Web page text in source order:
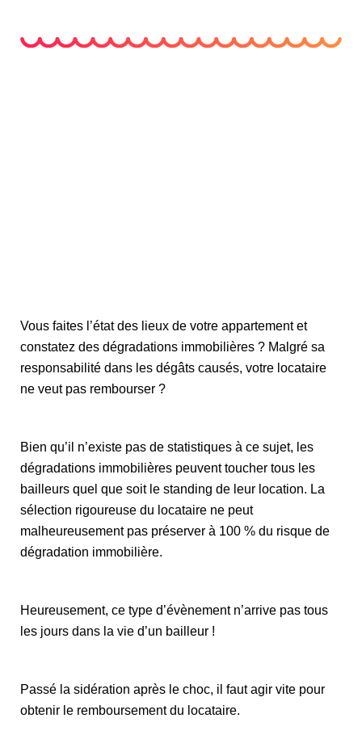
Vous faites l’état des lieux de votre appartement et
constatez des dégradations immobilières ? Malgré sa
responsabilité dans les dégâts causés, votre locataire
ne veut pas rembourser ?
Bien qu’il n’existe pas de statistiques à ce sujet, les
dégradations immobilières peuvent toucher tous les
bailleurs quel que soit le standing de leur location. La
sélection rigoureuse du locataire ne peut
malheureusement pas préserver à 100 % du risque de
dégradation immobilière.
Heureusement, ce type d’évènement n’arrive pas tous
les jours dans la vie d’un bailleur !
Passé la sidération après le choc, il faut agir vite pour
obtenir le remboursement du locataire.